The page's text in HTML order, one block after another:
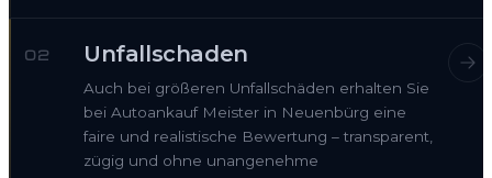
02 Unfallschaden
Auch bei größeren Unfallschäden erhalten Sie
bei Autoankauf Meister in Neuenbürg eine
faire und realistische Bewertung – transparent,
zügig und ohne unangenehme